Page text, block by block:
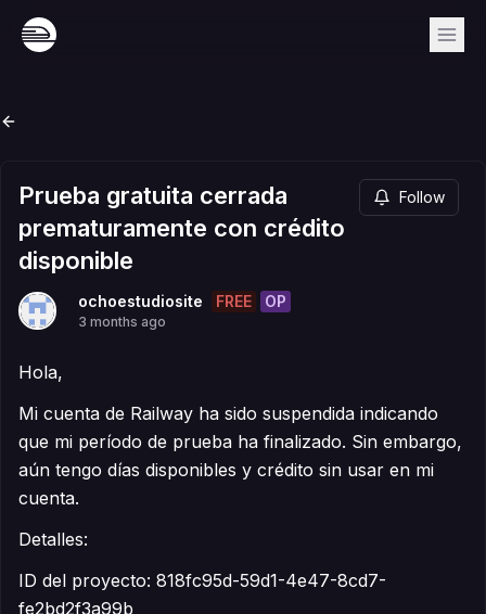
Prueba gratuita cerrada
prematuramente con crédito
disponible
Follow
ochoestudiosite FREE OP
3 months ago
Hola,
Mi cuenta de Railway ha sido suspendida indicando
que mi período de prueba ha finalizado. Sin embargo,
aún tengo días disponibles y crédito sin usar en mi
cuenta.
Detalles:
ID del proyecto: 818fc95d-59d1-4e47-8cd7-
fe2bd2f3a99b